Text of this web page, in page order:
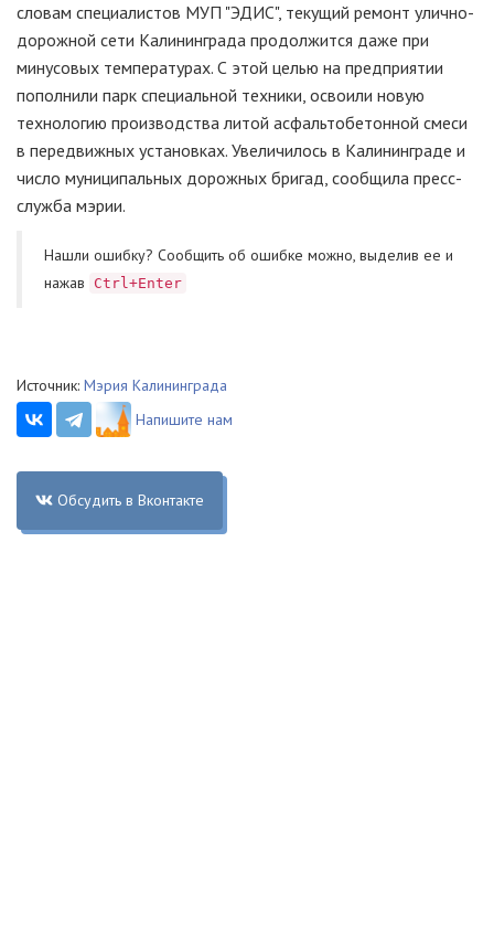
словам специалистов МУП "ЭДИС", текущий ремонт улично-
дорожной сети Калининграда продолжится даже при
минусовых температурах. С этой целью на предприятии
пополнили парк специальной техники, освоили новую
технологию производства литой асфальтобетонной смеси
в передвижных установках. Увеличилось в Калининграде и
число муниципальных дорожных бригад, сообщила пресс-
служба мэрии.
Нашли ошибку? Cообщить об ошибке можно, выделив ее и
нажав
Ctrl+Enter
Источник: Мэрия Калининграда
Напишите нам
Обсудить в Вконтакте